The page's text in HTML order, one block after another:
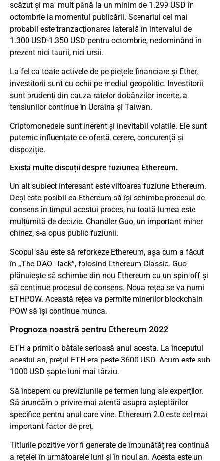
scăzut și mai mult până la un minim de 1.299 USD în
octombrie la momentul publicării. Scenariul cel mai
probabil este tranzacționarea laterală în intervalul de
1.300 USD-1.350 USD pentru octombrie, nedominând în
prezent nici taurii, nici ursii.
La fel ca toate activele de pe piețele financiare și Ether,
investitorii sunt cu ochii pe mediul geopolitic. Investitorii
sunt prudenți din cauza ratelor dobânzilor incerte, a
tensiunilor continue în Ucraina și Taiwan.
Criptomonedele sunt inerent și inevitabil volatile. Ele sunt
puternic influențate de ofertă, cerere, concurență și
dispoziție.
Există multe discuții despre fuziunea Ethereum.
Un alt subiect interesant este viitoarea fuziune Ethereum.
Deși este posibil ca Ethereum să își schimbe procesul de
consens în timpul acestui proces, nu toată lumea este
mulțumită de decizie. Chandler Guo, un important miner
chinez, s-a opus public fuziunii.
Scopul său este să reforkeze Ethereum, așa cum a făcut
în „The DAO Hack”, folosind Ethereum Classic. Guo
plănuiește să schimbe din nou Ethereum cu un spin-off și
să continue procesul de consens. Noua rețea se va numi
ETHPOW. Această rețea va permite minerilor blockchain
POW să își continue munca.
Prognoza noastră pentru Ethereum 2022
ETH a primit o bătaie serioasă anul acesta. La începutul
acestui an, prețul ETH era peste 3600 USD. Acum este sub
1000 USD șapte luni mai târziu.
Să începem cu previziunile pe termen lung ale experților.
Să aruncăm o privire mai atentă asupra așteptărilor
specifice pentru anul care vine. Ethereum 2.0 este cel mai
important factor de preț.
Titlurile pozitive vor fi generate de îmbunătățirea continuă
a rețelei în următoarele luni și în noul an. Acesta este un